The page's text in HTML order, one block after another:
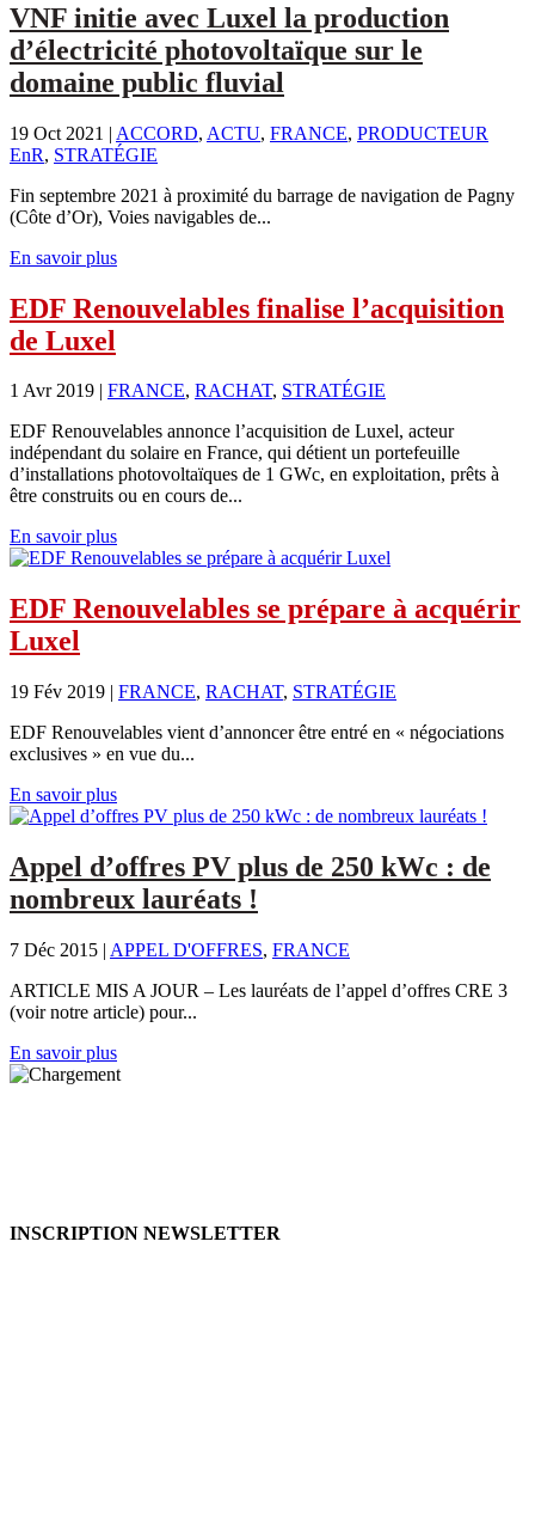
VNF initie avec Luxel la production
d’électricité photovoltaïque sur le
domaine public fluvial
19 Oct 2021 | ACCORD, ACTU, FRANCE, PRODUCTEUR
EnR, STRATÉGIE
Fin septembre 2021 à proximité du barrage de navigation de Pagny
(Côte d’Or), Voies navigables de...
En savoir plus
EDF Renouvelables finalise l’acquisition
de Luxel
1 Avr 2019 | FRANCE, RACHAT, STRATÉGIE
EDF Renouvelables annonce l’acquisition de Luxel, acteur
indépendant du solaire en France, qui détient un portefeuille
d’installations photovoltaïques de 1 GWc, en exploitation, prêts à
être construits ou en cours de...
En savoir plus
EDF Renouvelables se prépare à acquérir
Luxel
19 Fév 2019 | FRANCE, RACHAT, STRATÉGIE
EDF Renouvelables vient d’annoncer être entré en « négociations
exclusives » en vue du...
En savoir plus
Appel d’offres PV plus de 250 kWc : de
nombreux lauréats !
7 Déc 2015 | APPEL D'OFFRES, FRANCE
ARTICLE MIS A JOUR – Les lauréats de l’appel d’offres CRE 3
(voir notre article) pour...
En savoir plus
INSCRIPTION NEWSLETTER